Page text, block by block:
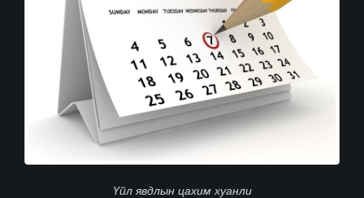
Үйл явдлын цахим хуанли